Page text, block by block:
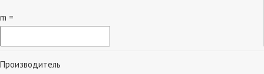
m =
Производитель